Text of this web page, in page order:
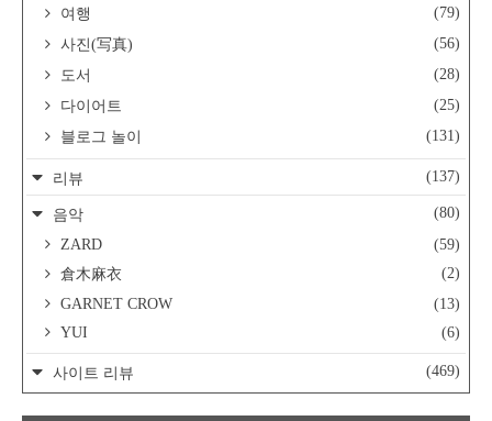
여행
(79)
사진(写真)
(56)
도서
(28)
다이어트
(25)
블로그 놀이
(131)
리뷰 (137)
음악
(80)
ZARD
(59)
倉木麻衣
(2)
GARNET CROW
(13)
YUI
(6)
사이트 리뷰 (469)